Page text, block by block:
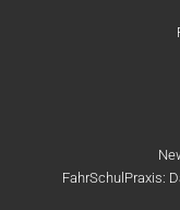
FahrSchulPraxis: